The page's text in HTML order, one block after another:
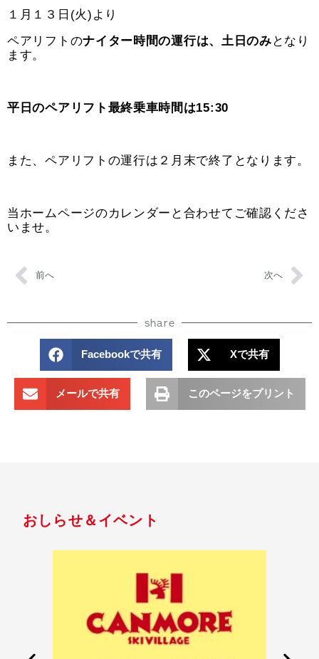
１月１３日(火)より
ペアリフトのナイター時間の運行は、土日のみ となり
ます。
平日のペアリフト最終乗車時間は15:30
また、ペアリフトの運行は２月末で終了となります。
当ホームページのカレンダーと合わせてご確認くださ
いませ。
前へ 次へ
share
Facebookで共有 Xで共有
メールで共有 このページをプリント
おしらせ＆イベント